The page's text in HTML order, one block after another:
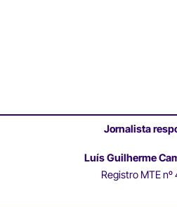
Jornalista
Luís Guilherme
Registro MTE nº